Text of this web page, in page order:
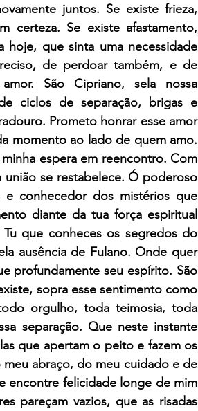
juntos. Se existe frieza,
certeza. Se existe afastamento,
hoje, que sinta uma necessidade
de perdoar também, e de
São Cipriano, sela nossa
ciclos de separação, brigas e
Prometo honrar esse amor
momento ao lado de quem amo.
espera em reencontro. Com
se restabelece. Ó poderoso
conhecedor dos mistérios que
diante da tua força espiritual
que conheces os segredos do
ausência de Fulano. Onde quer
profundamente seu espírito. São
sopra esse sentimento como
orgulho, toda teimosia, toda
separação. Que neste instante
que apertam o peito e fazem os
abraço, do meu cuidado e de
encontre felicidade longe de mim
pareçam vazios, que as risadas